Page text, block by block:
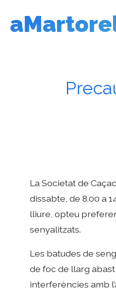
contingut
La Societat de
dissabte, de 8.00 a
lliure, opteu
senyalitzats.
Les batudes de
de foc de llarg
interferències amb